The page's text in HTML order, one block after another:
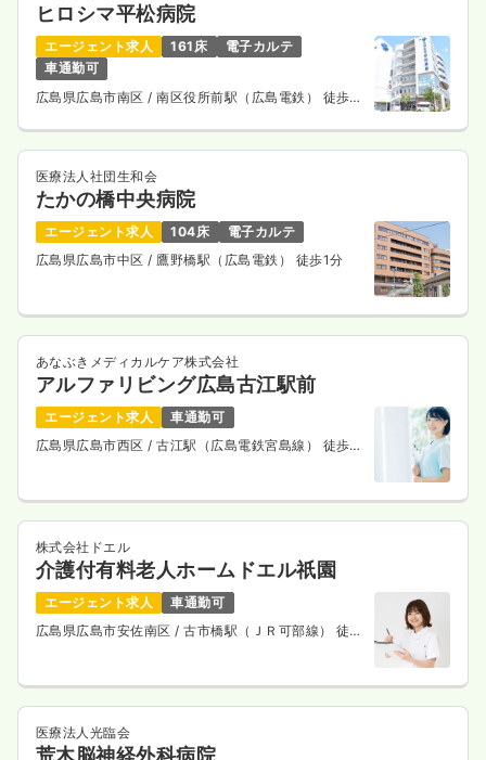
ヒロシマ平松病院
エージェント求人 161床
電子カルテ
車通勤可
広島県広島市南区 / 南区役所前駅（広島電鉄） 徒歩4
医療法人社団生和会
たかの橋中央病院
エージェント求人 104床
電子カルテ
広島県広島市中区/ 鷹野橋駅（広島電鉄） 徒歩1分
あなぶきメディカルケア株式会社
アルファリビング広島古江駅前
エージェント求人
車通勤可
広島県広島市西区/ 古江駅（広島電鉄宮島線） 徒歩3
株式会社ドエル
介護付有料老人ホームドエル祇園
エージェント求人
車通勤可
広島県広島市安佐南区/ 古市橋駅（ＪＲ可部線） 徒歩
医療法人光臨会
荒木脳神経外科病院